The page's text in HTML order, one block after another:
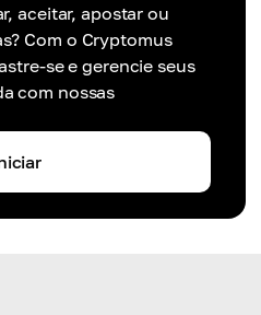
aceitar, apostar ou
Com o Cryptomus
se e gerencie seus
com nossas